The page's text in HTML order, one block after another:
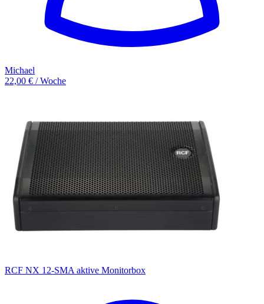
Michael
22,00 € / Woche
RCF NX 12-SMA aktive Monitorbox